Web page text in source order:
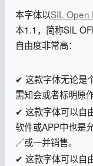
本字体以SIL Open
本1.1，简称SIL
自由度非常高：
✔ 这款字体无论是
需知会或者标明原作
✔ 这款字体可以自
软件或APP中也是
／或一并销售。
✔ 这款字体可以自